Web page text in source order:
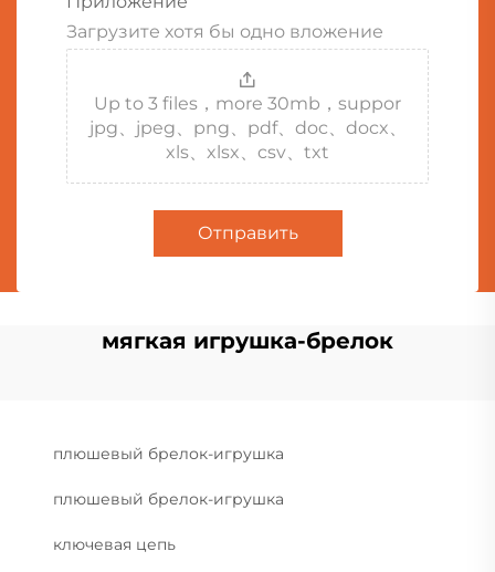
Загрузите хотя бы одно вложение
Up to 3 files，more 30mb，suppor
jpg、jpeg、png、pdf、doc、docx、
xls、xlsx、csv、txt
Отправить
мягкая игрушка-брелок
плюшевый брелок-игрушка
плюшевый брелок-игрушка
ключевая цепь